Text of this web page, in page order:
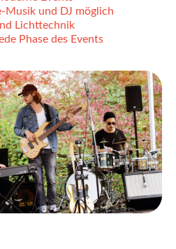
Musik und DJ möglich
Lichttechnik
Phase des Events